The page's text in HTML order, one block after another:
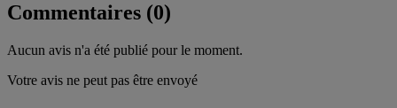
Commentaires (0)
Aucun avis n'a été publié pour le moment.
Votre avis ne peut pas être envoyé